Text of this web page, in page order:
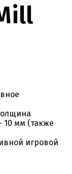
10 мм (также
игровой